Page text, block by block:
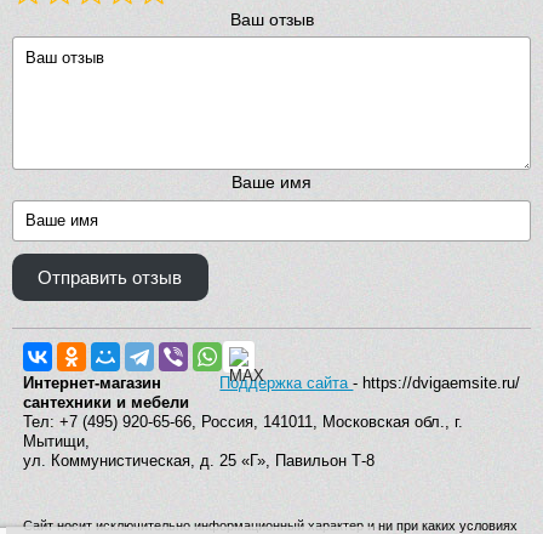
Ваш отзыв
Ваше имя
Отправить отзыв
Поддержка сайта- https://dvigaemsite.ru/
Интернет-магазин
сантехники и мебели
Тел: +7 (495) 920-65-66, Россия, 141011, Московская обл., г.
Мытищи,
ул. Коммунистическая, д. 25 «Г», Павильон Т-8
Сайт носит исключительно информационный характер и ни при каких условиях